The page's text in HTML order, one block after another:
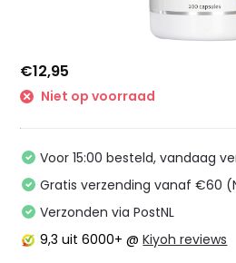
€12,95
Niet op voorraad
Voor 15:00 besteld, vandaag
Gratis verzending vanaf €60
Verzonden via PostNL
9,3 uit 6000+ @Kiyoh reviews